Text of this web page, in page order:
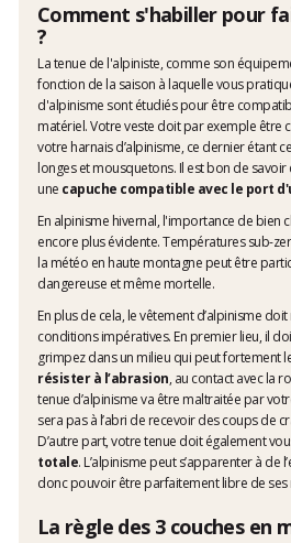
Comment s'habiller pour
?
La tenue de l'alpiniste, comme son
fonction de la saison à laquelle vous
d'alpinisme sont étudiés pour être
matériel. Votre veste doit par exemple être
votre harnais d’alpinisme, ce dernier étant
longes et mousquetons. Il est bon de
une capuche compatible avec le port
En alpinisme hivernal, l'importance de bien
encore plus évidente. Températures sub-
la météo en haute montagne peut être
dangereuse et même mortelle.
En plus de cela, le vêtement d’alpinisme
conditions impératives. En premier lieu, il
grimpez dans un milieu qui peut fortement
résister à l’abrasion, au contact avec la
tenue d’alpinisme va être maltraitée par
sera pas à l’abri de recevoir des coups de
D’autre part, votre tenue doit également
totale. L’alpinisme peut s’apparenter à de
donc pouvoir être parfaitement libre de ses
La règle des 3 couches en